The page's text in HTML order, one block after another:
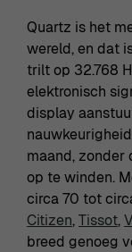
Quartz is het
wereld, en dat
trilt op 32.768
elektronisch
display
maand, zonder
op te winden.
circa 70 tot
Citizen,Tissot,
breed genoeg